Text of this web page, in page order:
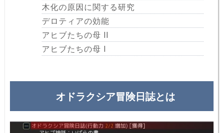
木化の原因に関する研究
デロティアの効能
アヒブたちの母 II
アヒブたちの母 I
オドラクシア冒険日誌とは